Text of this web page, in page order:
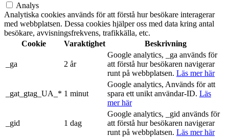
Analys
Analytiska cookies används för att förstå hur besökare interagerar
med webbplatsen. Dessa cookies hjälper oss med data kring antal
besökare, avvisningsfrekvens, trafikkälla, etc.
Cookie
Varaktighet Beskrivning
_ga 2 år
Google analytics, _ga används för
att förstå hur besökaren navigerar
runt på webbplatsen. Läs mer här
_gat_gtag_UA_* 1 minut
Google analytics, Används för att
spara ett unikt användar-ID. Läs
mer här
_gid 1 dag
Google analytics, _gid används för
att förstå hur besökaren navigerar
runt på webbplatsen. Läs mer här